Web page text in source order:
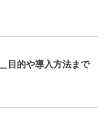
目的や導入方法まで